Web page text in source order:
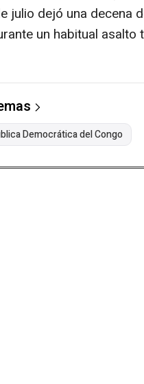
julio dejó una decena
un habitual asalto
Democrática del Congo